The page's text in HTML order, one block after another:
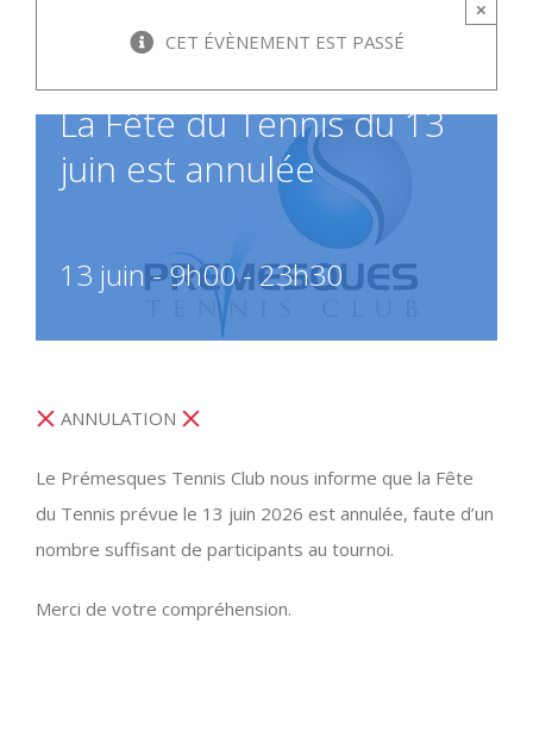
×
CET ÉVÈNEMENT EST PASSÉ
La Fête du Tennis du 13
juin est annulée
13 juin - 9h00-23h30
ANNULATION
Le Prémesques Tennis Club nous informe que la Fête
du Tennis prévue le 13 juin 2026 est annulée, faute d’un
nombre suffisant de participants au tournoi.
Merci de votre compréhension.